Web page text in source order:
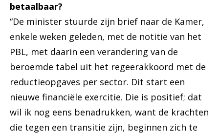
betaalbaar?
“De minister stuurde zijn brief naar de Kamer,
enkele weken geleden, met de notitie van het
PBL, met daarin een verandering van de
beroemde tabel uit het regeerakkoord met de
reductieopgaves per sector. Dit start een
nieuwe financiële exercitie. Die is positief; dat
wil ik nog eens benadrukken, want de krachten
die tegen een transitie zijn, beginnen zich te